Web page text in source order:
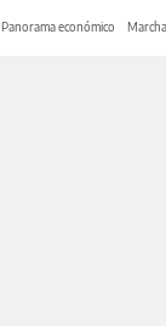
Panorama económico